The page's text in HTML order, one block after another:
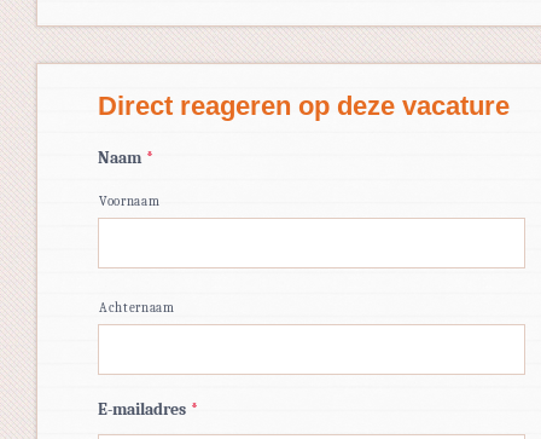
Direct reageren op deze vacature
Naam *
Voornaam
Achternaam
E-mailadres *